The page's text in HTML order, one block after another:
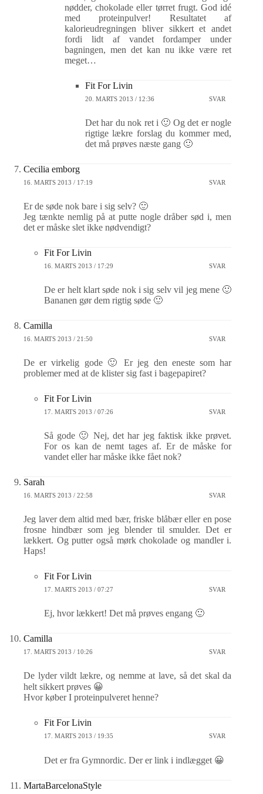
nødder, chokolade eller tørret frugt. God idé
med proteinpulver! Resultatet af
kalorieudregningen bliver sikkert et andet
fordi lidt af vandet fordamper under
bagningen, men det kan nu ikke være ret
meget…
Fit For Livin
20. MARTS 2013 / 12:36 SVAR
Det har du nok ret i 🙂 Og det er nogle
rigtige lækre forslag du kommer med,
det må prøves næste gang 🙂
Cecilia emborg
16. MARTS 2013 / 17:19 SVAR
Er de søde nok bare i sig selv? 🙂
Jeg tænkte nemlig på at putte nogle dråber sød i, men
det er måske slet ikke nødvendigt?
Fit For Livin
16. MARTS 2013 / 17:29 SVAR
De er helt klart søde nok i sig selv vil jeg mene 🙂
Bananen gør dem rigtig søde 🙂
Camilla
16. MARTS 2013 / 21:50 SVAR
De er virkelig gode 🙂 Er jeg den eneste som har
problemer med at de klister sig fast i bagepapiret?
Fit For Livin
17. MARTS 2013 / 07:26 SVAR
Så gode 🙂 Nej, det har jeg faktisk ikke prøvet.
For os kan de nemt tages af. Er de måske for
vandet eller har måske ikke fået nok?
Sarah
16. MARTS 2013 / 22:58 SVAR
Jeg laver dem altid med bær, friske blåbær eller en pose
frosne hindbær som jeg blender til smulder. Det er
lækkert. Og putter også mørk chokolade og mandler i.
Haps!
Fit For Livin
17. MARTS 2013 / 07:27 SVAR
Ej, hvor lækkert! Det må prøves engang 🙂
Camilla
17. MARTS 2013 / 10:26 SVAR
De lyder vildt lækre, og nemme at lave, så det skal da
helt sikkert prøves 😀
Hvor køber I proteinpulveret henne?
Fit For Livin
17. MARTS 2013 / 19:35 SVAR
Det er fra Gymnordic. Der er link i indlægget 😀
MartaBarcelonaStyle